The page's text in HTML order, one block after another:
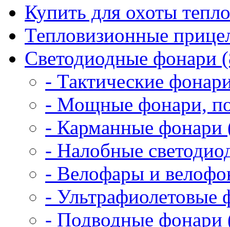
Купить для охоты
Тепловизионные
Светодиодные фонари
- Тактические
- Мощные фонари,
- Карманные фонари
- Налобные
- Велофары и
- Ультрафиолетовые
- Подводные фонари